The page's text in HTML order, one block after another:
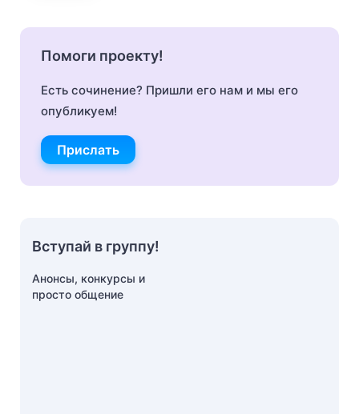
Помоги проекту!
Есть сочинение? Пришли его нам и мы его
опубликуем!
Прислать
Вступай в группу!
Анонсы, конкурсы и
просто общение